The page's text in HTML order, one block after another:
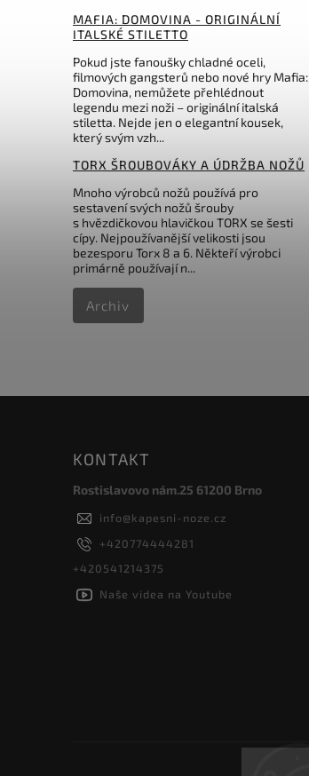
MAFIA: DOMOVINA - ORIGINÁLNÍ
ITALSKÉ STILETTO
Pokud jste fanoušky chladné oceli,
filmových gangsterů nebo nové hry Mafia:
Domovina, nemůžete přehlédnout
legendu mezi noži – originální italská
stiletta. Nejde jen o elegantní kousek,
který svým vzh...
TORX ŠROUBOVÁKY A ÚDRŽBA NOŽŮ
Mnoho výrobců nožů používá pro
sestavení svých nožů šrouby
s hvězdičkovou hlavičkou TORX se šesti
cípy. Nejpoužívanější velikosti jsou
bezesporu Torx 8 a 6. Někteří výrobci
primárně používají n...
Archiv
Kód:LSSH1
Lansky Nylon Sheath
Do košíku
KONTAKT
Rostislavovo nám.25 61200 Brno
info@kapesni-noze.cz
+420774444281
+420541214375
Naše videa na Youtube